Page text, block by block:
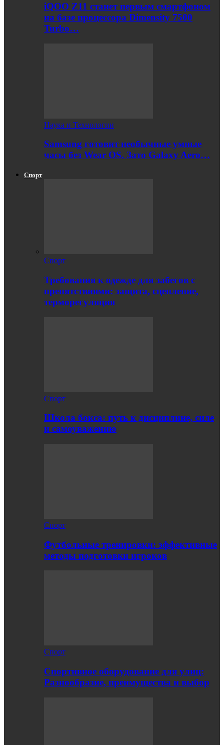
iQOO Z11 станет первым смартфоном
на базе процессора Dimensity 7500
Turbo…
Наука и Технологии
Samsung готовит необычные умные
часы без Wear OS. Зато Galaxy Aero…
Спорт
Спорт
Требования к одежде для забегов с
препятствиями: защита, сцепление,
терморегуляция
Спорт
Школа бокса: путь к дисциплине, силе
и самоуважению
Спорт
Футбольные тренировки: эффективные
методы подготовки игроков
Спорт
Спортивное оборудование для улиц:
Разнообразие, преимущества и выбор